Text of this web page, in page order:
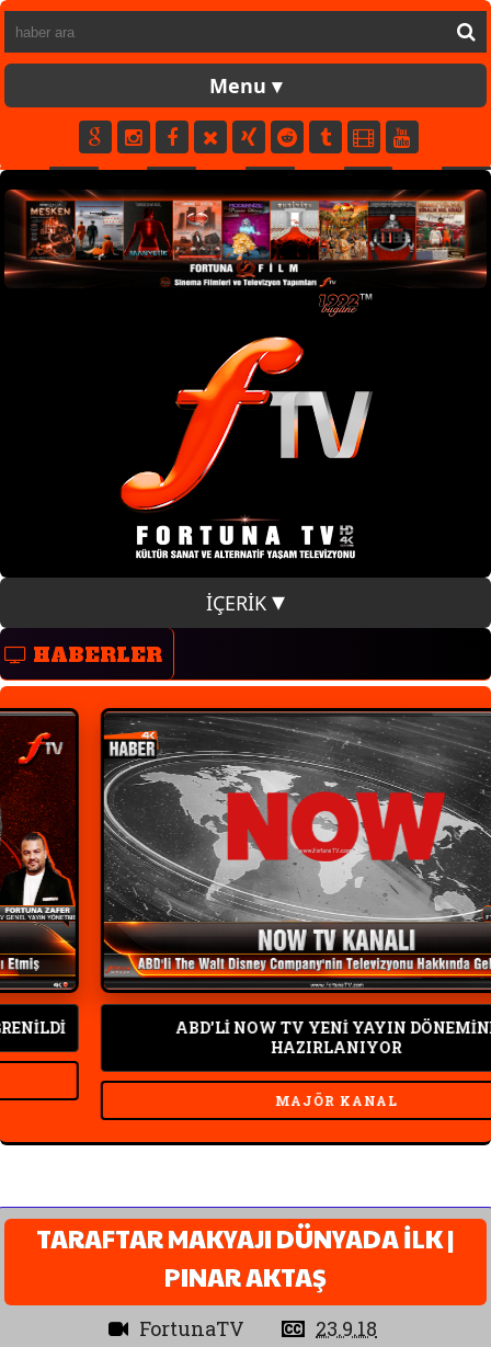
FORTUNATV
YAPIM
FİLM
MÜZİK
SPOR
KÜNYE
İÇERİK
HABERLER
ABD'Lİ NOW TV YENİ YAYIN DÖNEMİNE
HAZIRLANIYOR
MAJÖR KANAL
TARAFTAR MAKYAJI DÜNYADA İLK |
PINAR AKTAŞ
FortunaTV 23.9.18